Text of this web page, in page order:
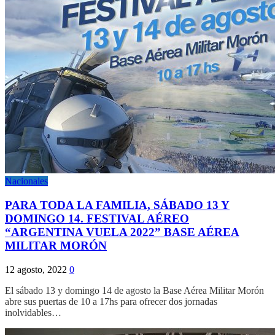
Nacionales
PARA TODA LA FAMILIA, SÁBADO 13 Y
DOMINGO 14. FESTIVAL AÉREO
“ARGENTINA VUELA 2022” BASE AÉREA
MILITAR MORÓN
12 agosto, 2022 0
El sábado 13 y domingo 14 de agosto la Base Aérea Militar Morón
abre sus puertas de 10 a 17hs para ofrecer dos jornadas
inolvidables…